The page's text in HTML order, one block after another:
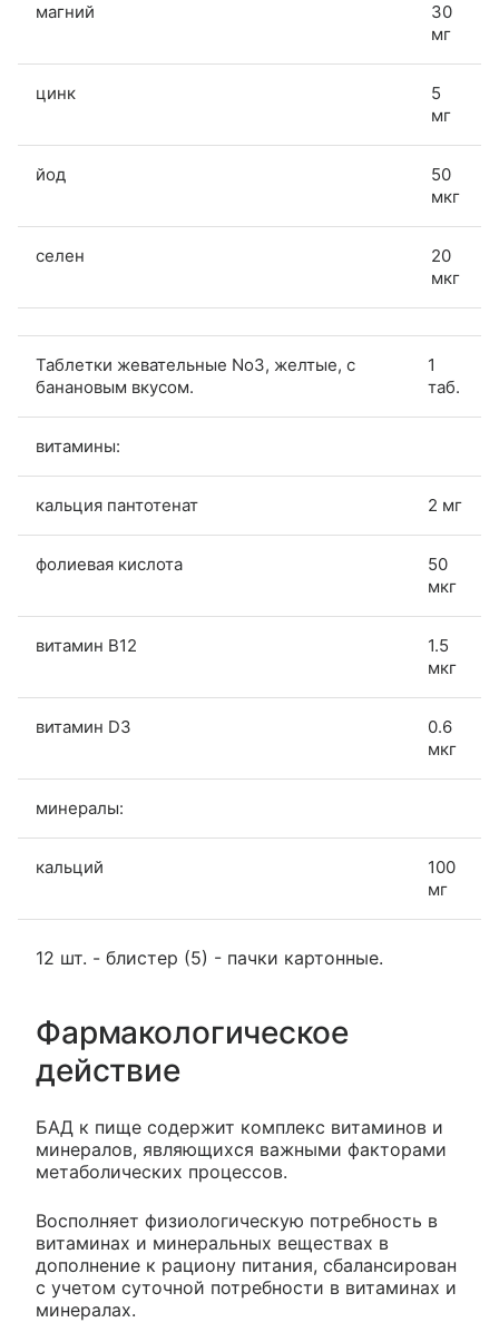
магний
30
мг
цинк
5
мг
йод
50
мкг
селен
20
мкг
Таблетки жевательные No3, желтые, с
банановым вкусом.
1
таб.
витамины:
кальция пантотенат 2 мг
фолиевая кислота
50
мкг
витамин B12
1.5
мкг
витамин D3
0.6
мкг
минералы:
кальций
100
мг
12 шт. - блистер (5) - пачки картонные.
Фармакологическое
действие
БАД к пище содержит комплекс витаминов и
минералов, являющихся важными факторами
метаболических процессов.
Восполняет физиологическую потребность в
витаминах и минеральных веществах в
дополнение к рациону питания, сбалансирован
с учетом суточной потребности в витаминах и
минералах.